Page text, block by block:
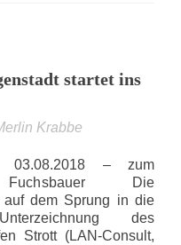
startet ins
Krabbe
– zum
Fuchsbauer Die
auf dem Sprung in die
des
Strott (LAN-Consult,